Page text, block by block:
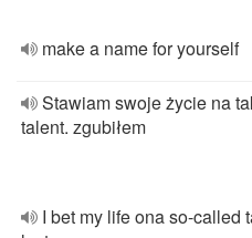
make a name for yourself
Stawiam swoje życie na
talent. zgubiłem
I bet my life ona so-called